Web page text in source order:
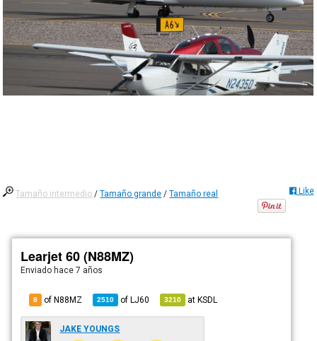
Tamaño intermedio /Tamaño grande /Tamaño real Like
Learjet 60 (N88MZ)
Enviado hace 7 años
8 of N88MZ 2510 ofLJ60 3210 atKSDL
JAKE YOUNGS